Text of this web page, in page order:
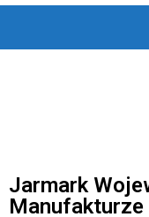
Jarmark
Manufakturze